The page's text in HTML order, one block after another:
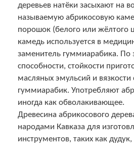
деревьев натёки засыхают на
называемую абрикосовую
порошок (белого или жёлтого
камедь используется в
заменитель гуммиарабика.
способности, стойкости
масляных эмульсий и вязкости
гуммиарабик. Употребляют
иногда как обволакивающее.
Древесина абрикосового
народами Кавказа для
инструментов, таких как